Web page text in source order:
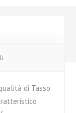
di Tasso.